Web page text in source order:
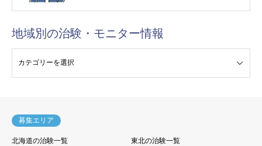
地域別の治験・モニター情報
募集エリア
北海道の治験一覧
東北の治験一覧